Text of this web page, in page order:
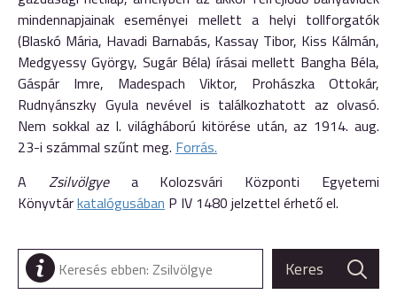
mindennapjainak eseményei mellett a helyi tollforgatók
(Blaskó Mária, Havadi Barnabás, Kassay Tibor, Kiss Kálmán,
Medgyessy György, Sugár Béla) írásai mellett Bangha Béla,
Gáspár Imre, Madespach Viktor, Prohászka Ottokár,
Rudnyánszky Gyula nevével is találkozhatott az olvasó.
Nem sokkal az I. világháború kitörése után, az 1914. aug.
23-i számmal szűnt meg. Forrás.
A Zsilvölgyea Kolozsvári Központi Egyetemi
Könyvtárkatalógusában P IV 1480 jelzettel érhető el.